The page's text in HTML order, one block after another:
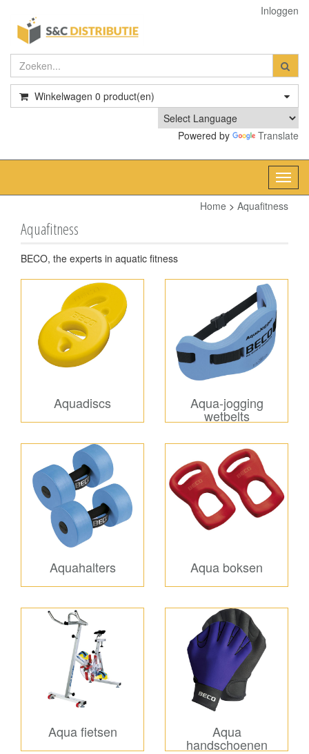
Inloggen
Winkelwagen 0 product(en)
Powered by Translate
Home > Aquafitness
Aquafitness
BECO, the experts in aquatic fitness
Aquadiscs Aqua-jogging
wetbelts
Aquahalters Aqua boksen
Aqua fietsen Aqua
handschoenen